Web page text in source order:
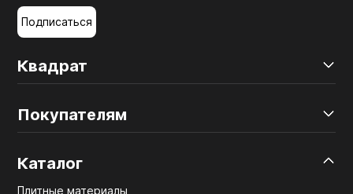
Квадрат
Покупателям
Каталог
Плитные материалы
Подписаться